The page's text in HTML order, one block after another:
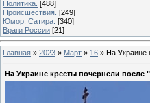
Политика. [488]
Происшествия. [249]
Юмор. Сатира. [340]
Враги России [21]
Главная » 2023 » Март » 16 » На Украине
На Украине кресты почернели